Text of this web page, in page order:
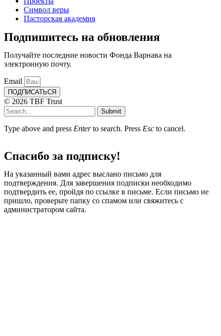
Символ веры
Пасторская академия
Подпишитесь на обновления
Получайте последние новости Фонда Варнава на
электронную почту.
Email
ПОДПИСАТЬСЯ
© 2026 TBF Trust
Submit
Type above and press Enterto search. Press Esc to cancel.
Спасибо за подписку!
На указанный вами адрес выслано письмо для
подтверждения. Для завершения подписки необходимо
подтвердить ее, пройдя по ссылке в письме. Если письмо не
пришло, проверьте папку со спамом или свяжитесь с
администратором сайта.